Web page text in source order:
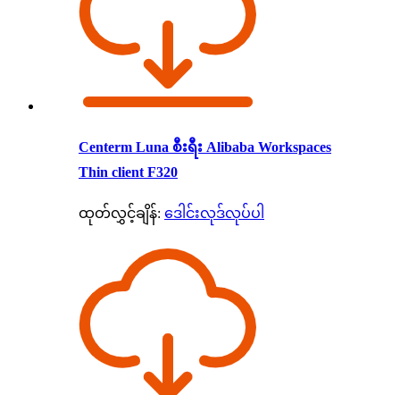
Centerm Luna စီးရီး Alibaba Workspaces
Thin client F320
ထုတ်လွှင့်ချိန်: ဒေါင်းလုဒ်လုပ်ပါ